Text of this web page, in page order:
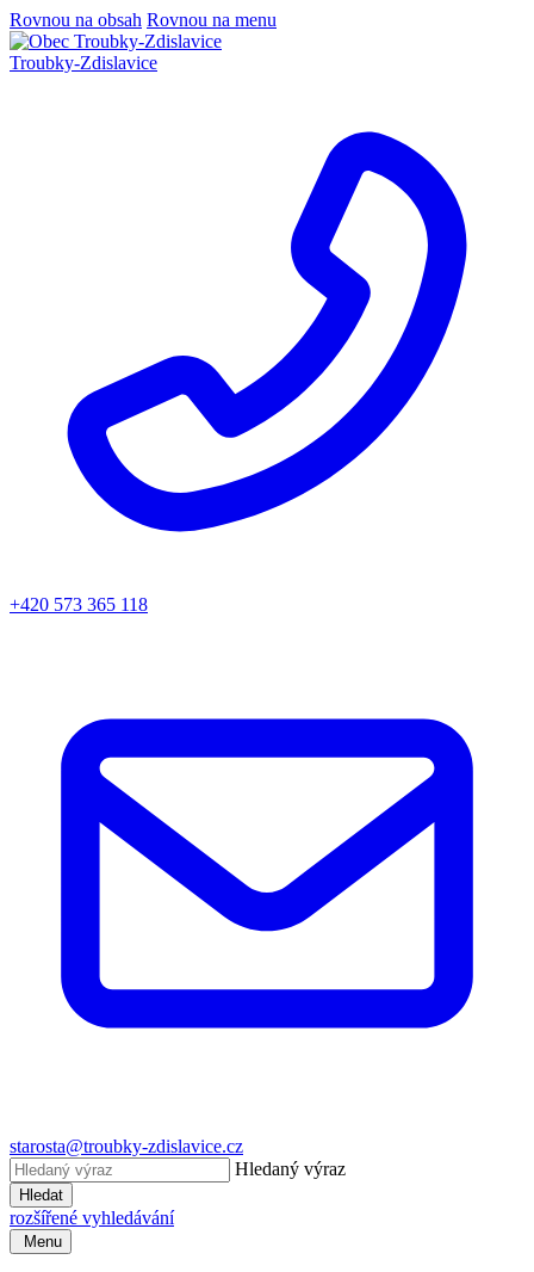
Rovnou na obsah Rovnou na menu
Troubky-Zdislavice
+420 573 365 118
starosta@troubky-zdislavice.cz
Hledaný výraz
Hledat
rozšířené vyhledávání
Menu